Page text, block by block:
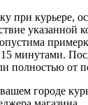
при курьере,
указанной
минутами.
полностью от
городе